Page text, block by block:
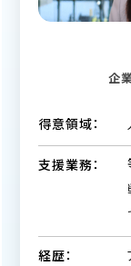
企
得意領域：
支援業務：
経歴：